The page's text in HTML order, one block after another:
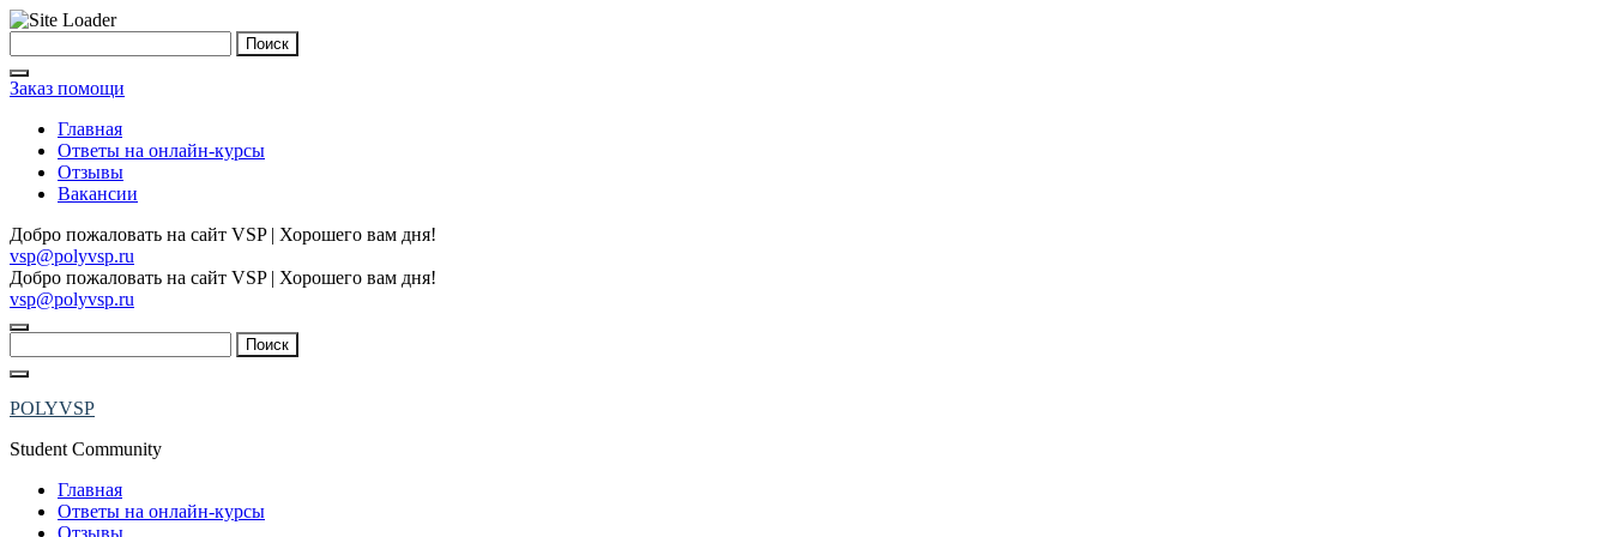
to
content
Заказ помощи
Главная
Ответы на онлайн-курсы
Отзывы
Вакансии
Добро пожаловать на сайт VSP | Хорошего вам дня!
vsp@polyvsp.ru
Добро пожаловать на сайт VSP | Хорошего вам дня!
vsp@polyvsp.ru
POLYVSP
Student Community
Главная
Ответы на онлайн-курсы
Отзывы